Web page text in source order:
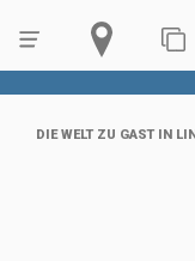
DIE WELT ZU GAST IN